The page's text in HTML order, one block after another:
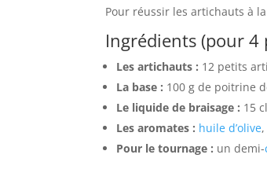
Pour réussir les artichauts à
Ingrédients (pour 4
Les artichauts : 12 petits
La base : 100 g de poitrine
Le liquide de braisage : 15
Les aromates : huile d’olive
Pour le tournage : un demi-